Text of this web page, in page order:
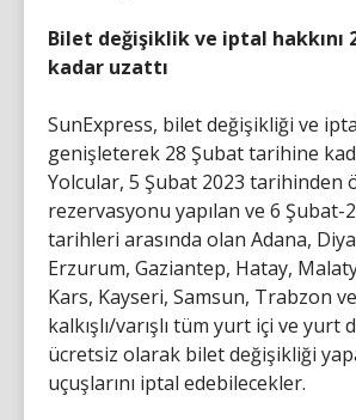
Bilet değişiklik ve iptal hakkını
kadar uzattı
SunExpress, bilet değişikliği ve
genişleterek 28 Şubat tarihine
Yolcular, 5 Şubat 2023 tarihinden
rezervasyonu yapılan ve 6 Şubat-
tarihleri arasında olan Adana,
Erzurum, Gaziantep, Hatay,
Kars, Kayseri, Samsun, Trabzon
kalkışlı/varışlı tüm yurt içi ve yurt
ücretsiz olarak bilet değişikliği
uçuşlarını iptal edebilecekler.